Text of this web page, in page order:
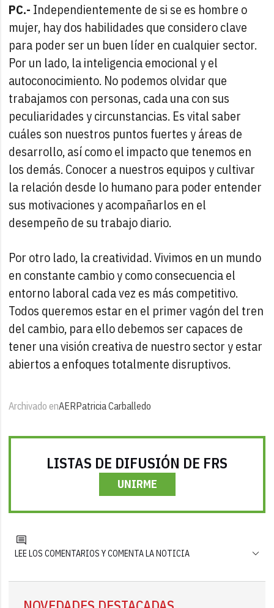
PC.- Independientemente de si se es hombre o
mujer, hay dos habilidades que considero clave
para poder ser un buen líder en cualquier sector.
Por un lado, la inteligencia emocional y el
autoconocimiento. No podemos olvidar que
trabajamos con personas, cada una con sus
peculiaridades y circunstancias. Es vital saber
cuáles son nuestros puntos fuertes y áreas de
desarrollo, así como el impacto que tenemos en
los demás. Conocer a nuestros equipos y cultivar
la relación desde lo humano para poder entender
sus motivaciones y acompañarlos en el
desempeño de su trabajo diario.
Por otro lado, la creatividad. Vivimos en un mundo
en constante cambio y como consecuencia el
entorno laboral cada vez es más competitivo.
Todos queremos estar en el primer vagón del tren
del cambio, para ello debemos ser capaces de
tener una visión creativa de nuestro sector y estar
abiertos a enfoques totalmente disruptivos.
Archivado enAERPatricia Carballedo
LISTAS DE DIFUSIÓN DE FRS
UNIRME
LEE LOS COMENTARIOS Y COMENTA LA NOTICIA